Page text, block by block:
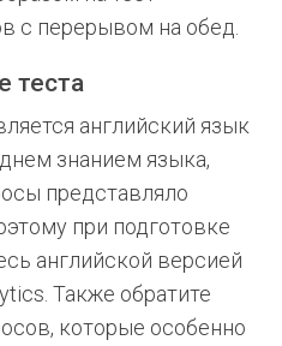
с перерывом на обед.
теста
английский язык
знанием языка,
представляло
при подготовке
английской версией
Также обратите
которые особенно